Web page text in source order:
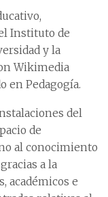
Instituto de
y la
Wikimedia
en Pedagogía.
del
de
al conocimiento
a la
académicos e